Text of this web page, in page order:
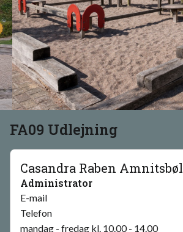
FA09 Udlejning
Casandra Raben Amnitsbøl
Administrator
E-mail
Telefon
mandag - fredag kl. 10.00 - 14.00